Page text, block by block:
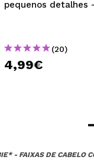
pequenos detalhes
(20)
4,99€
- FAIXAS DE CABELO